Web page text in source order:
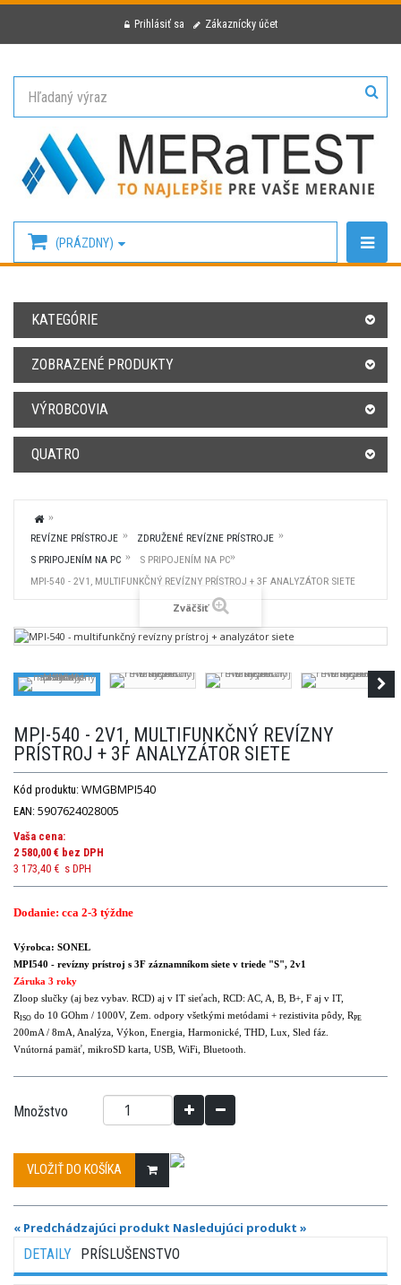
Prihlásiť sa Zákaznícky účet
(PRÁZDNY)
KATEGÓRIE
ZOBRAZENÉ PRODUKTY
VÝROBCOVIA
QUATRO
REVÍZNE PRÍSTROJE
ZDRUŽENÉ REVÍZNE PRÍSTROJE
S PRIPOJENÍM NA PC
S PRIPOJENÍM NA PC
MPI-540 - 2V1, MULTIFUNKČNÝ REVÍZNY PRÍSTROJ + 3F ANALYZÁTOR SIETE
Zväčšiť
MPI-540 - 2V1, MULTIFUNKČNÝ REVÍZNY
PRÍSTROJ + 3F ANALYZÁTOR SIETE
Kód produktu: WMGBMPI540
EAN: 5907624028005
Vaša cena:
2 580,00 € bez DPH
3 173,40 € s DPH
Dodanie: cca 2-3 týždne
Výrobca: SONEL
MPI540 - revízny prístroj s 3F záznamníkom siete v triede "S", 2v1
Záruka 3 roky
Zloop slučky (aj bez vybav. RCD) aj v IT sieťach, RCD: AC, A, B, B+, F aj v IT,
RISO do 10 GOhm / 1000V, Zem. odpory všetkými metódami + rezistivita pôdy, RPE
200mA / 8mA, Analýza, Výkon, Energia, Harmonické, THD, Lux, Sled fáz.
Vnútorná pamäť, mikroSD karta, USB, WiFi, Bluetooth.
Množstvo
VLOŽIŤ DO KOŠÍKA
« Predchádzajúci produkt Nasledujúci produkt »
DETAILY PRÍSLUŠENSTVO